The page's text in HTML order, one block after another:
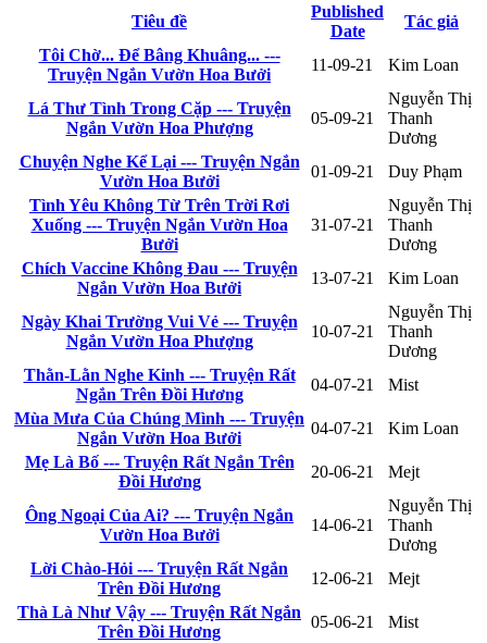
Tiêu đề
Published
Date
Tác giả
Tôi Chờ... Để Bâng Khuâng... ---
Truyện Ngắn Vườn Hoa Bưởi
11-09-21 Kim Loan
Lá Thư Tình Trong Cặp --- Truyện
Ngắn Vườn Hoa Phượng
05-09-21
Nguyễn Thị
Thanh
Dương
Chuyện Nghe Kể Lại --- Truyện Ngắn
Vườn Hoa Bưởi
01-09-21
Duy Phạm
Tình Yêu Không Từ Trên Trời Rơi
Xuống --- Truyện Ngắn Vườn Hoa
Bưởi
31-07-21
Nguyễn Thị
Thanh
Dương
Chích Vaccine Không Đau --- Truyện
Ngắn Vườn Hoa Bưởi
13-07-21 Kim Loan
Ngày Khai Trường Vui Vẻ --- Truyện
Ngắn Vườn Hoa Phượng
10-07-21
Nguyễn Thị
Thanh
Dương
Thằn-Lằn Nghe Kinh --- Truyện Rất
Ngắn Trên Đồi Hương
04-07-21
Mist
Mùa Mưa Của Chúng Mình --- Truyện
Ngắn Vườn Hoa Bưởi
04-07-21
Kim Loan
Mẹ Là Bố --- Truyện Rất Ngắn Trên
Đồi Hương
20-06-21 Mejt
Ông Ngoại Của Ai? --- Truyện Ngắn
Vườn Hoa Bưởi
14-06-21
Nguyễn Thị
Thanh
Dương
Lời Chào-Hỏi --- Truyện Rất Ngắn
Trên Đồi Hương
12-06-21
Mejt
Thà Là Như Vậy --- Truyện Rất Ngắn
Trên Đồi Hương
05-06-21 Mist